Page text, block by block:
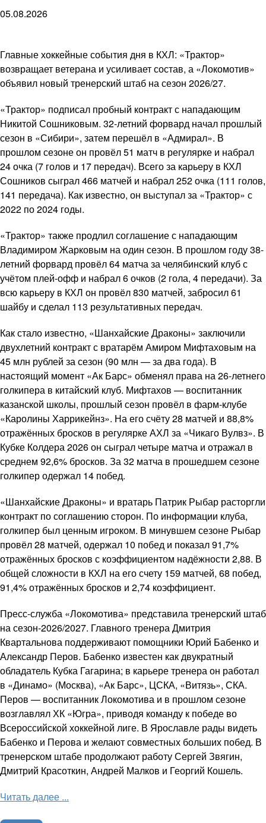
05.08.2026
Главные хоккейные события дня в КХЛ: «Трактор»
возвращает ветерана и усиливает состав, а «Локомотив»
объявил новый тренерский штаб на сезон 2026/27.
«Трактор» подписал пробный контракт с нападающим
Никитой Сошниковым. 32-летний форвард начал прошлый
сезон в «Сибири», затем перешёл в «Адмирал». В
прошлом сезоне он провёл 51 матч в регулярке и набрал
24 очка (7 голов и 17 передач). Всего за карьеру в КХЛ
Сошников сыграл 466 матчей и набрал 252 очка (111 голов,
141 передача). Как известно, он выступал за «Трактор» с
2022 по 2024 годы.
«Трактор» также продлил соглашение с нападающим
Владимиром Жарковым на один сезон. В прошлом году 38-
летний форвард провёл 64 матча за челябинский клуб с
учётом плей-офф и набрал 6 очков (2 гола, 4 передачи). За
всю карьеру в КХЛ он провёл 830 матчей, забросил 61
шайбу и сделал 113 результативных передач.
Как стало известно, «Шанхайские Драконы» заключили
двухлетний контракт с вратарём Амиром Мифтаховым на
45 млн рублей за сезон (90 млн — за два года). В
настоящий момент «Ак Барс» обменял права на 26-летнего
голкипера в китайский клуб. Мифтахов — воспитанник
казанской школы, прошлый сезон провёл в фарм-клубе
«Каролины Харрикейнз». На его счёту 28 матчей и 88,8%
отражённых бросков в регулярке АХЛ за «Чикаго Вулвз». В
Кубке Колдера 2026 он сыграл четыре матча и отражал в
среднем 92,6% бросков. За 32 матча в прошедшем сезоне
голкипер одержал 14 побед.
«Шанхайские Драконы» и вратарь Патрик Рыбар расторгли
контракт по соглашению сторон. По информации клуба,
голкипер был ценным игроком. В минувшем сезоне Рыбар
провёл 28 матчей, одержал 10 побед и показал 91,7%
отражённых бросков с коэффициентом надёжности 2,88. В
общей сложности в КХЛ на его счету 159 матчей, 68 побед,
91,4% отражённых бросков и 2,74 коэффициент.
Пресс-служба «Локомотива» представила тренерский штаб
на сезон-2026/2027. Главного тренера Дмитрия
Квартальнова поддерживают помощники Юрий Бабенко и
Александр Перов. Бабенко известен как двукратный
обладатель Кубка Гагарина; в карьере тренера он работал
в «Динамо» (Москва), «Ак Барс», ЦСКА, «Витязь», СКА.
Перов — воспитанник Локомотива и в прошлом сезоне
возглавлял ХК «Югра», приводя команду к победе во
Всероссийской хоккейной лиге. В Ярославле рады видеть
Бабенко и Перова и желают совместных больших побед. В
тренерском штабе продолжают работу Сергей Звягин,
Дмитрий Красоткин, Андрей Малков и Георгий Кошель.
Читать далее ...